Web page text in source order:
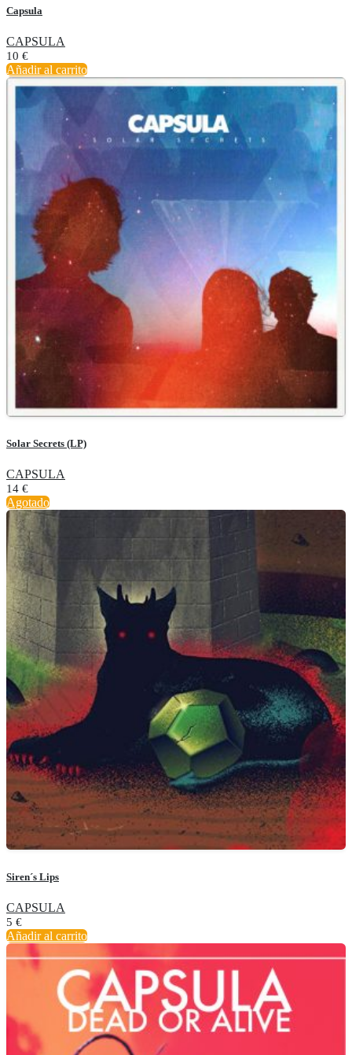
Capsula
CAPSULA
10 €
Añadir al carrito
Solar Secrets (LP)
CAPSULA
14 €
Agotado
Siren´s Lips
CAPSULA
5 €
Añadir al carrito